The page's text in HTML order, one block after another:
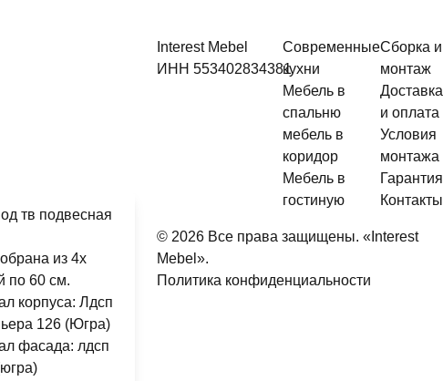
тв подвесная
из 4х
по 60 см.
корпуса: Лдсп
126 (Югра)
фасада: лдсп
Interest Mebel
ИНН553402834381
Современные
кухни
Мебель в
спальню
мебель в
коридор
Мебель в
гостиную
Сборка и
монтаж
Доставка
и оплата
Условия
монтажа
Гарантия
Контакты
© 2026 Все права защищены. «Interest
Mebel».
Политика конфиденциальности